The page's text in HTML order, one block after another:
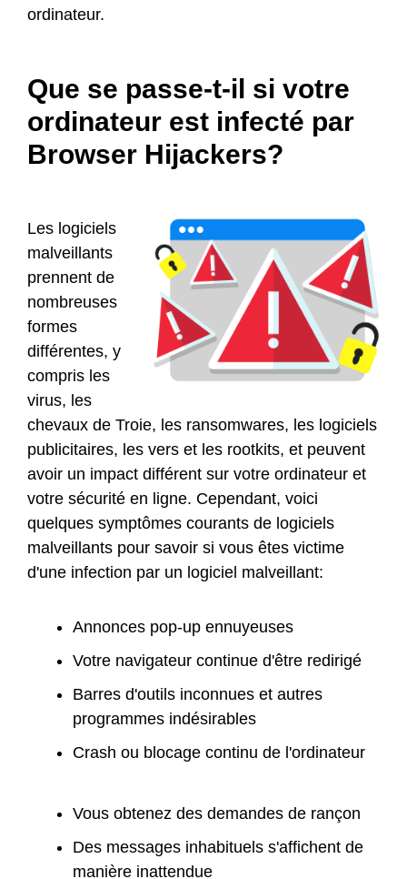
ordinateur.
Que se passe-t-il si votre
ordinateur est infecté par
Browser Hijackers?
Les logiciels
malveillants
prennent de
nombreuses
formes
différentes, y
compris les
virus, les
chevaux de Troie, les ransomwares, les logiciels
publicitaires, les vers et les rootkits, et peuvent
avoir un impact différent sur votre ordinateur et
votre sécurité en ligne. Cependant, voici
quelques symptômes courants de logiciels
malveillants pour savoir si vous êtes victime
d'une infection par un logiciel malveillant:
Annonces pop-up ennuyeuses
Votre navigateur continue d'être redirigé
Barres d'outils inconnues et autres
programmes indésirables
Crash ou blocage continu de l'ordinateur
Vous obtenez des demandes de rançon
Des messages inhabituels s'affichent de
manière inattendue